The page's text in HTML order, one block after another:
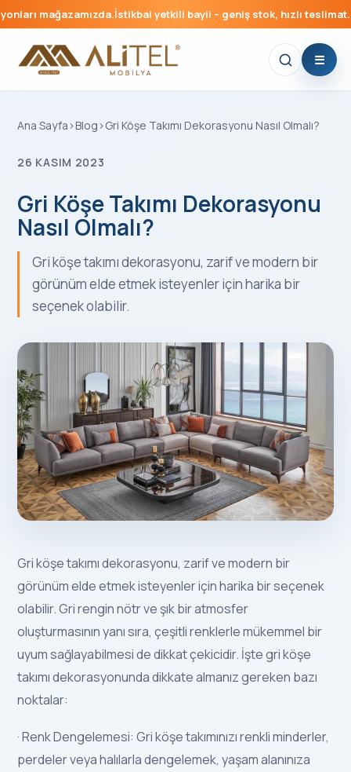
mağazamızda.İstikbal yetkili bayii – geniş stok, hızlı teslimat.
Ana Sayfa ›Blog ›Gri Köşe Takımı Dekorasyonu Nasıl Olmalı?
26 KASIM 2023
Gri Köşe Takımı Dekorasyonu
Nasıl Olmalı?
Gri köşe takımı dekorasyonu, zarif ve modern bir
görünüm elde etmek isteyenler için harika bir
seçenek olabilir.
Gri köşe takımı dekorasyonu, zarif ve modern bir
görünüm elde etmek isteyenler için harika bir seçenek
olabilir. Gri rengin nötr ve şık bir atmosfer
oluşturmasının yanı sıra, çeşitli renklerle mükemmel bir
uyum sağlayabilmesi de dikkat çekicidir. İşte gri köşe
takımı dekorasyonunda dikkate almanız gereken bazı
noktalar:
· Renk Dengelemesi: Gri köşe takımınızı renkli minderler,
perdeler veya halılarla dengelemek, yaşam alanınıza